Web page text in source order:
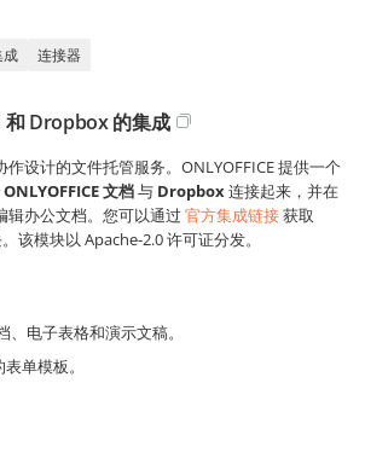
成 连接器
和 Dropbox 的集成
作设计的文件托管服务。ONLYOFFICE 提供一个
ONLYOFFICE 文档与 Dropbox连接起来，并在
办公文档。您可以通过 官方集成链接获取
该模块以 Apache-2.0 许可证分发。
电子表格和演示文稿。
单模板。